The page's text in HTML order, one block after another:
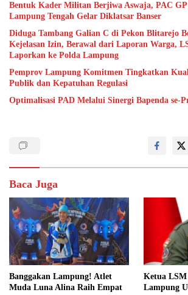
Bentuk Kader Militan Berjiwa Aswaja, PAC
Lampung Tengah Gelar Diklatsar Banser
Diduga Tambang Galian C di Pekon Blitarejo
Kejelasan Izin, Berawal dari Laporan Warga,
Laporkan ke Polda Lampung
Pemprov Lampung Komitmen Tingkatkan
Publik dan Kepatuhan Regulasi
Optimalisasi PAD Melalui Sinergi Bapenda se-
Baca Juga
Banggakan Lampung! Atlet
Muda Luna Alina Raih Empat
Ketua
Lampung